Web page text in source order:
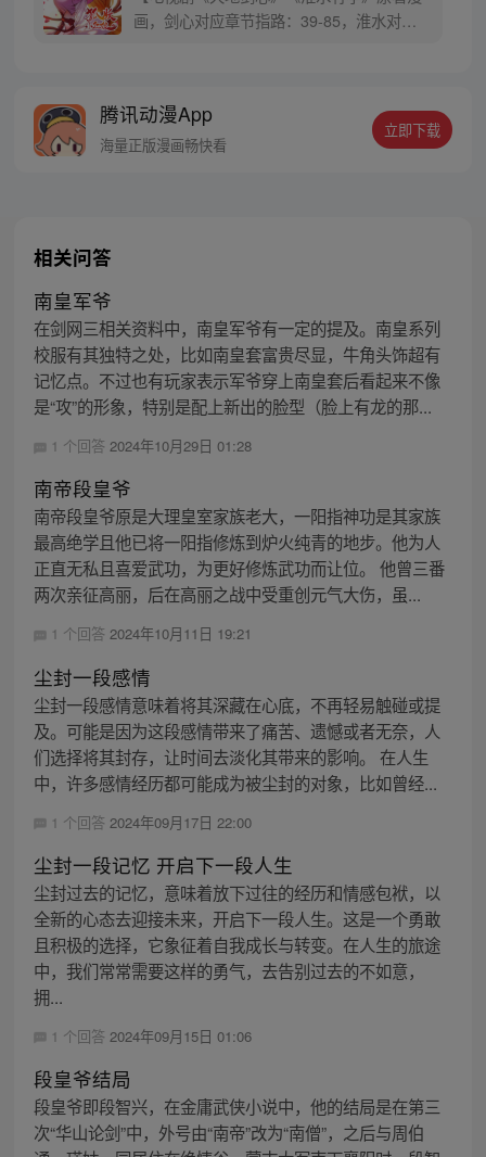
画，剑心对应章节指路：39-85，淮水对应
腾讯动漫App
海量正版漫画畅快看
立即下载
相关问答
南皇军爷
在剑网三相关资料中，南皇军爷有一定的提及。南皇系列
校服有其独特之处，比如南皇套富贵尽显，牛角头饰超有
记忆点。不过也有玩家表示军爷穿上南皇套后看起来不像
是“攻”的形象，特别是配上新出的脸型（脸上有龙的那...
1 个回答 2024年10月29日 01:28
南帝段皇爷
南帝段皇爷原是大理皇室家族老大，一阳指神功是其家族
最高绝学且他已将一阳指修炼到炉火纯青的地步。他为人
正直无私且喜爱武功，为更好修炼武功而让位。 他曾三番
两次亲征高丽，后在高丽之战中受重创元气大伤，虽...
1 个回答 2024年10月11日 19:21
尘封一段感情
尘封一段感情意味着将其深藏在心底，不再轻易触碰或提
及。可能是因为这段感情带来了痛苦、遗憾或者无奈，人
们选择将其封存，让时间去淡化其带来的影响。 在人生
中，许多感情经历都可能成为被尘封的对象，比如曾经...
1 个回答 2024年09月17日 22:00
尘封一段记忆 开启下一段人生
尘封过去的记忆，意味着放下过往的经历和情感包袱，以
全新的心态去迎接未来，开启下一段人生。这是一个勇敢
且积极的选择，它象征着自我成长与转变。在人生的旅途
中，我们常常需要这样的勇气，去告别过去的不如意，
拥...
1 个回答 2024年09月15日 01:06
段皇爷结局
段皇爷即段智兴，在金庸武侠小说中，他的结局是在第三
次“华山论剑”中，外号由“南帝”改为“南僧”，之后与周伯